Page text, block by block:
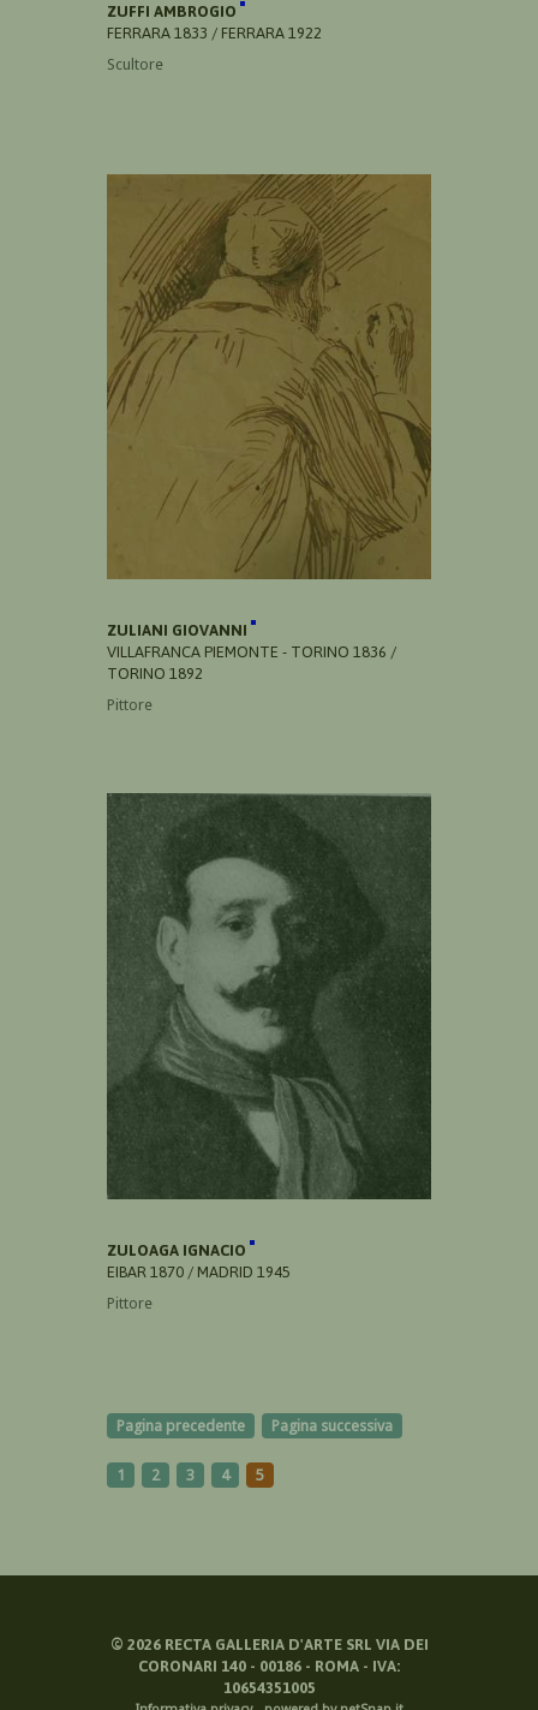
ZUFFI AMBROGIO
FERRARA 1833 / FERRARA 1922
Scultore
ZULIANI GIOVANNI
VILLAFRANCA PIEMONTE - TORINO 1836 /
TORINO 1892
Pittore
ZULOAGA IGNACIO
EIBAR 1870 / MADRID 1945
Pittore
Pagina precedente Pagina successiva
1 2 3 4 5
© 2026RECTA GALLERIA D'ARTE SRL VIA DEI
CORONARI 140 - 00186 - ROMA - IVA:
10654351005